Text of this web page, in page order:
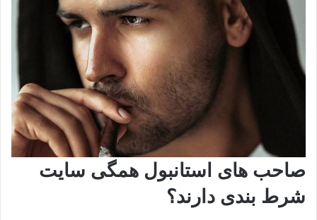
صاحب های استانبول همگی سایت
شرط بندی دارند؟